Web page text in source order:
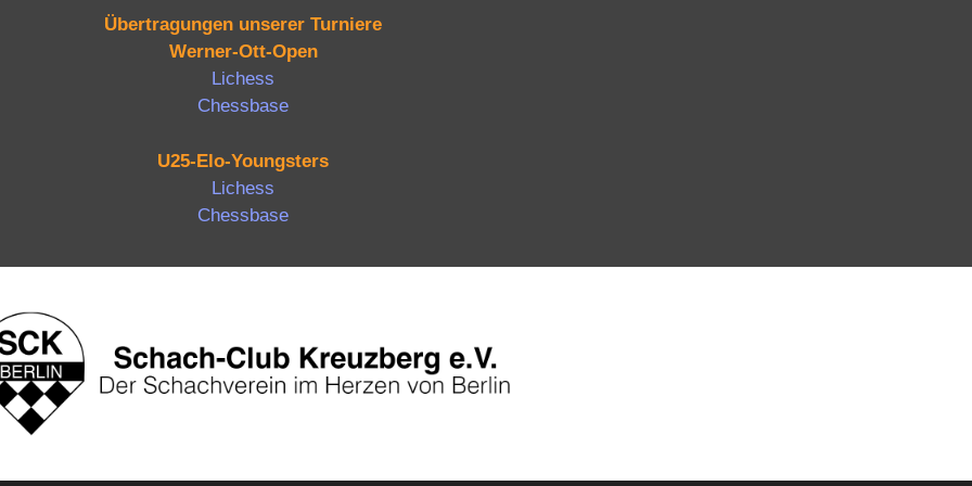
Übertragungen unserer Turniere
Werner-Ott-Open
Lichess
Chessbase
U25-Elo-Youngsters
Lichess
Chessbase